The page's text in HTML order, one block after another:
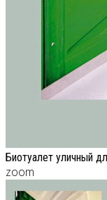
Биотуалет уличный
zoom